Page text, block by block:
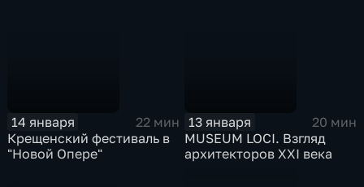
14 января
22 мин
Крещенский фестиваль в
"Новой Опере"
13 января
20 мин
MUSEUM LOCI. Взгляд
архитекторов XXI века